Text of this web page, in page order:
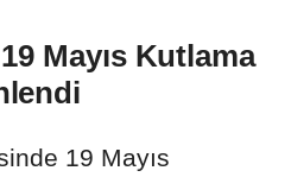
Mayıs Kutlama
19 Mayıs